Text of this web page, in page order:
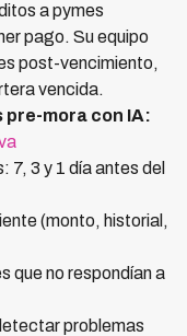
a pymes
pago. Su equipo
post-vencimiento,
vencida.
mora con IA:
3 y 1 día antes del
(monto, historial,
que no respondían a
problemas